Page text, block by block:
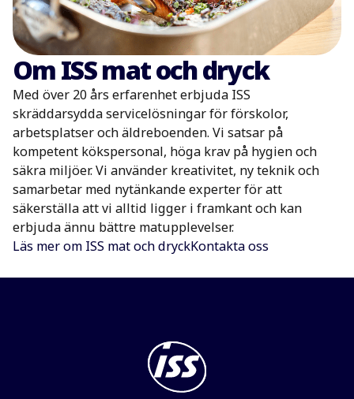
Om ISS mat och dryck
Med över 20 års erfarenhet erbjuda ISS
skräddarsydda servicelösningar för förskolor,
arbetsplatser och äldreboenden. Vi satsar på
kompetent kökspersonal, höga krav på hygien och
säkra miljöer. Vi använder kreativitet, ny teknik och
samarbetar med nytänkande experter för att
säkerställa att vi alltid ligger i framkant och kan
erbjuda ännu bättre matupplevelser.
Läs mer om ISS mat och dryckKontakta oss